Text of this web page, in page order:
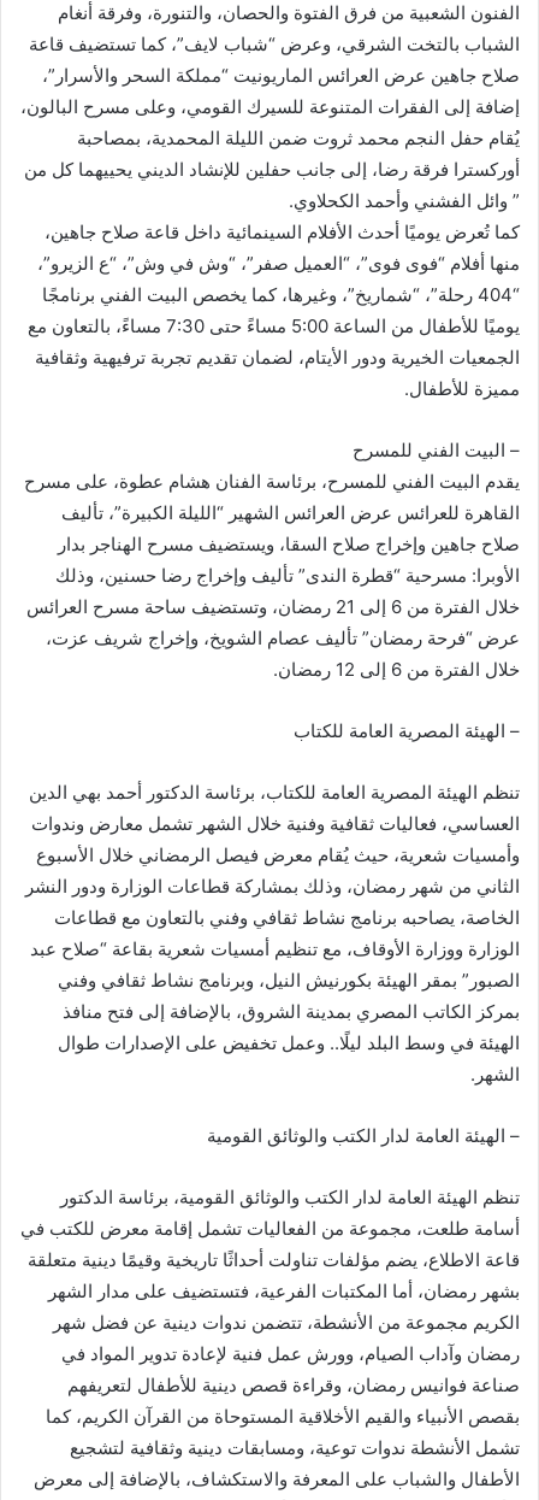
الفنون الشعبية من فرق الفتوة والحصان، والتنورة، وفرقة أنغام
الشباب بالتخت الشرقي، وعرض “شباب لايف”، كما تستضيف قاعة
صلاح جاهين عرض العرائس الماريونيت “مملكة السحر والأسرار”،
إضافة إلى الفقرات المتنوعة للسيرك القومي، وعلى مسرح البالون،
يُقام حفل النجم محمد ثروت ضمن الليلة المحمدية، بمصاحبة
أوركسترا فرقة رضا، إلى جانب حفلين للإنشاد الديني يحييهما كل من
” وائل الفشني وأحمد الكحلاوي.
كما تُعرض يوميًا أحدث الأفلام السينمائية داخل قاعة صلاح جاهين،
منها أفلام “فوى فوى”، “العميل صفر”، “وش في وش”، “ع الزيرو”،
“404 رحلة”، “شماريخ”، وغيرها، كما يخصص البيت الفني برنامجًا
يوميًا للأطفال من الساعة 5:00 مساءً حتى 7:30 مساءً، بالتعاون مع
الجمعيات الخيرية ودور الأيتام، لضمان تقديم تجربة ترفيهية وثقافية
مميزة للأطفال.
– البيت الفني للمسرح
يقدم البيت الفني للمسرح، برئاسة الفنان هشام عطوة، على مسرح
القاهرة للعرائس عرض العرائس الشهير “الليلة الكبيرة”، تأليف
صلاح جاهين وإخراج صلاح السقا، ويستضيف مسرح الهناجر بدار
الأوبرا: مسرحية “قطرة الندى” تأليف وإخراج رضا حسنين، وذلك
خلال الفترة من 6 إلى 21 رمضان، وتستضيف ساحة مسرح العرائس
عرض “فرحة رمضان” تأليف عصام الشويخ، وإخراج شريف عزت،
خلال الفترة من 6 إلى 12 رمضان.
– الهيئة المصرية العامة للكتاب
تنظم الهيئة المصرية العامة للكتاب، برئاسة الدكتور أحمد بهي الدين
العساسي، فعاليات ثقافية وفنية خلال الشهر تشمل معارض وندوات
وأمسيات شعرية، حيث يُقام معرض فيصل الرمضاني خلال الأسبوع
الثاني من شهر رمضان، وذلك بمشاركة قطاعات الوزارة ودور النشر
الخاصة، يصاحبه برنامج نشاط ثقافي وفني بالتعاون مع قطاعات
الوزارة ووزارة الأوقاف، مع تنظيم أمسيات شعرية بقاعة “صلاح عبد
الصبور” بمقر الهيئة بكورنيش النيل، وبرنامج نشاط ثقافي وفني
بمركز الكاتب المصري بمدينة الشروق، بالإضافة إلى فتح منافذ
الهيئة في وسط البلد ليلًا.. وعمل تخفيض على الإصدارات طوال
الشهر.
– الهيئة العامة لدار الكتب والوثائق القومية
تنظم الهيئة العامة لدار الكتب والوثائق القومية، برئاسة الدكتور
أسامة طلعت، مجموعة من الفعاليات تشمل إقامة معرض للكتب في
قاعة الاطلاع، يضم مؤلفات تناولت أحداثًا تاريخية وقيمًا دينية متعلقة
بشهر رمضان، أما المكتبات الفرعية، فتستضيف على مدار الشهر
الكريم مجموعة من الأنشطة، تتضمن ندوات دينية عن فضل شهر
رمضان وآداب الصيام، وورش عمل فنية لإعادة تدوير المواد في
صناعة فوانيس رمضان، وقراءة قصص دينية للأطفال لتعريفهم
بقصص الأنبياء والقيم الأخلاقية المستوحاة من القرآن الكريم، كما
تشمل الأنشطة ندوات توعية، ومسابقات دينية وثقافية لتشجيع
الأطفال والشباب على المعرفة والاستكشاف، بالإضافة إلى معرض